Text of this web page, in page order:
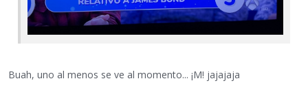
Buah, uno al menos se ve al momento... ¡M! jajajaja